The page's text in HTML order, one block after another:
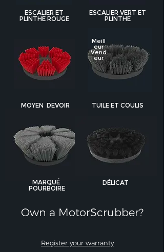
ESCALIER ET
PLINTHE ROUGE
ESCALIER VERT ET
PLINTHE
Meill
eur
Vend
eur
MOYEN DEVOIR TUILE ET COULIS
MARQUÉ
POURBOIRE
DÉLICAT
Own a MotorScrubber?​
Register your warranty